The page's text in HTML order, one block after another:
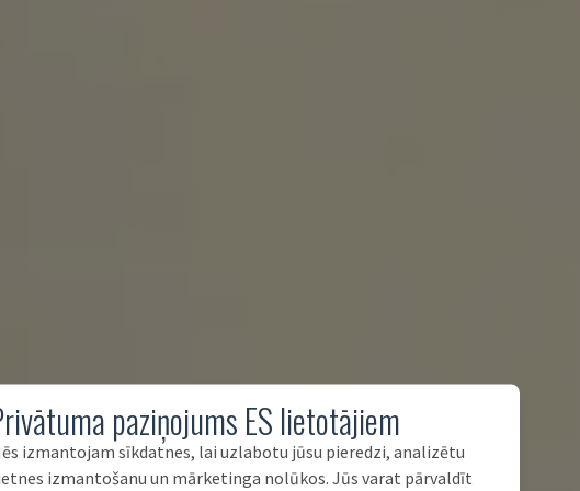
paziņojums ES lietotājiem
izmantojam sīkdatnes, lai uzlabotu jūsu pieredzi, analizētu
izmantošanu un mārketinga nolūkos. Jūs varat pārvaldīt